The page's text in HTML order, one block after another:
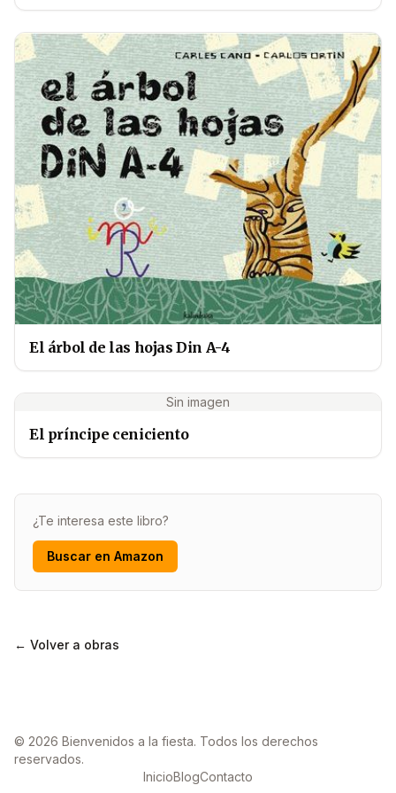
El árbol de las hojas Din A-4
Sin imagen
El príncipe ceniciento
¿Te interesa este libro?
Buscar en Amazon
← Volver a obras
© 2026 Bienvenidos a la fiesta. Todos los derechos
reservados.
InicioBlogContacto